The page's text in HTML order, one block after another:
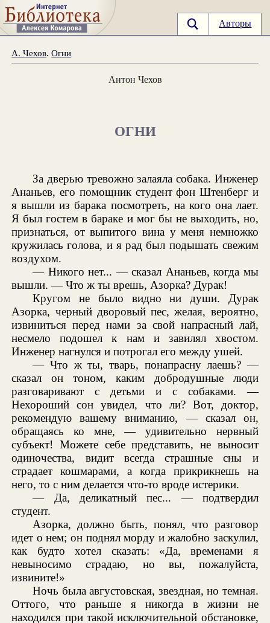
Авторы
А. Чехов.Огни
Антон Чехов
ОГНИ
За дверью тревожно залаяла собака. Инженер
Ананьев, его помощник студент фон Штенберг и
я вышли из барака посмотреть, на кого она лает.
Я был гостем в бараке и мог бы не выходить, но,
признаться, от выпитого вина у меня немножко
кружилась голова, и я рад был подышать свежим
воздухом.
— Никого нет... — сказал Ананьев, когда мы
вышли. — Что ж ты врешь, Азорка? Дурак!
Кругом не было видно ни души. Дурак
Азорка, черный дворовый пес, желая, вероятно,
извиниться перед нами за свой напрасный лай,
несмело подошел к нам и завилял хвостом.
Инженер нагнулся и потрогал его между ушей.
— Что ж ты, тварь, понапрасну лаешь? —
сказал он тоном, каким добродушные люди
разговаривают с детьми и с собаками. —
Нехороший сон увидел, что ли? Вот, доктор,
рекомендую вашему вниманию, — сказал он,
обращаясь ко мне, — удивительно нервный
субъект! Можете себе представить, не выносит
одиночества, видит всегда страшные сны и
страдает кошмарами, а когда прикрикнешь на
него, то с ним делается что-то вроде истерики.
— Да, деликатный пес... — подтвердил
студент.
Азорка, должно быть, понял, что разговор
идет о нем; он поднял морду и жалобно заскулил,
как будто хотел сказать: «Да, временами я
невыносимо страдаю, но вы, пожалуйста,
извините!»
Ночь была августовская, звездная, но темная.
Оттого, что раньше я никогда в жизни не
находился при такой исключительной обстановке,